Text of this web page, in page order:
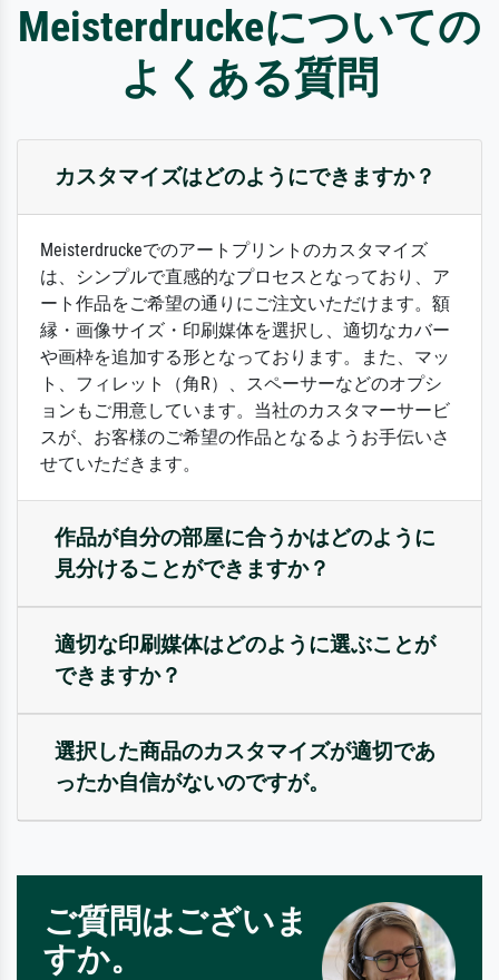
Meisterdruckeについての
よくある質問
カスタマイズはどのようにできますか？
Meisterdruckeでのアートプリントのカスタマイズ
は、シンプルで直感的なプロセスとなっており、ア
ート作品をご希望の通りにご注文いただけます。額
縁・画像サイズ・印刷媒体を選択し、適切なカバー
や画枠を追加する形となっております。また、マッ
ト、フィレット（角R）、スペーサーなどのオプシ
ョンもご用意しています。当社のカスタマーサービ
スが、お客様のご希望の作品となるようお手伝いさ
せていただきます。
作品が自分の部屋に合うかはどのように
見分けることができますか？
適切な印刷媒体はどのように選ぶことが
できますか？
選択した商品のカスタマイズが適切であ
ったか自信がないのですが。
ご質問はございま
すか。